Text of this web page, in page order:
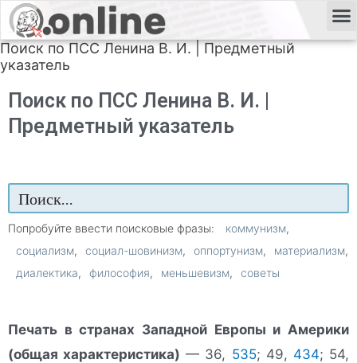
Поиск по ПСС Ленина В. И. | Предметный
указатель
Поиск по ПСС Ленина В. И. |
Предметный указатель
Попробуйте ввести поисковые фразы:
коммунизм
социализм
социал-шовинизм оппортунизм
материализм
диалектика
философия меньшевизм советы
Печать в странах Западной Европы и Америки
(общая характеристика) — 36, 535; 49, 434; 54,